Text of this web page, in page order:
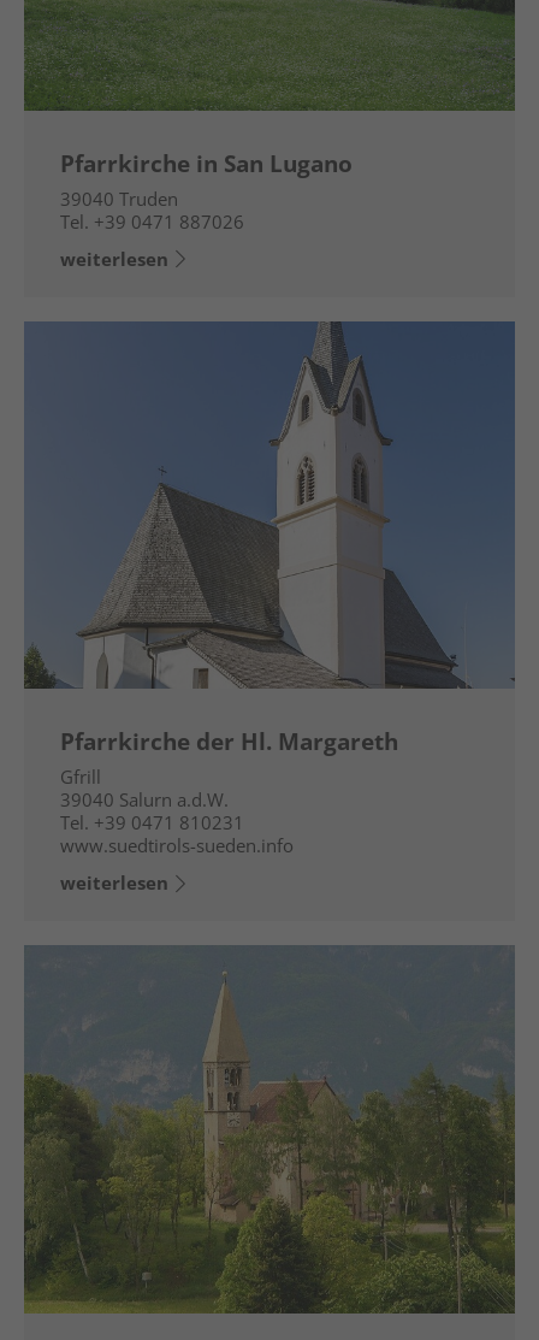
Pfarrkirche in San Lugano
39040 Truden
Tel. +39 0471 887026
weiterlesen
Pfarrkirche der Hl. Margareth
Gfrill
39040 Salurn a.d.W.
Tel. +39 0471 810231
www.suedtirols-sueden.info
weiterlesen